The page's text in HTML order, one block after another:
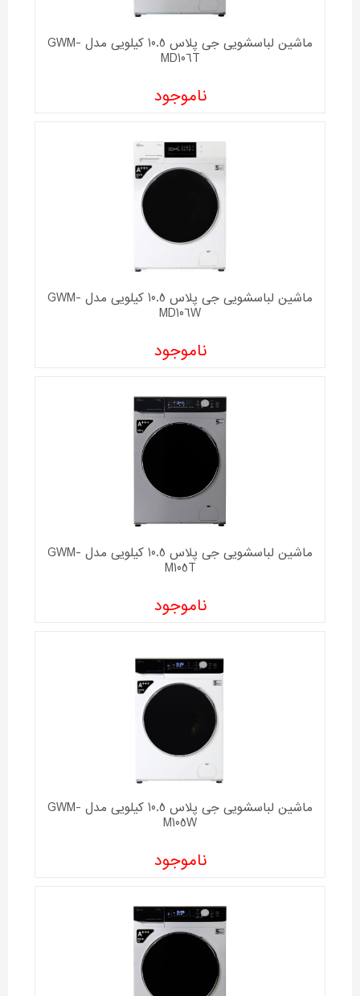
ماشین لباسشویی جی پلاس 10.5 کیلویی مدل GWM-
MD106T
ناموجود
ماشین لباسشویی جی پلاس 10.5 کیلویی مدل GWM-
MD106W
ناموجود
ماشین لباسشویی جی پلاس 10.5 کیلویی مدل GWM-
M105T
ناموجود
ماشین لباسشویی جی پلاس 10.5 کیلویی مدل GWM-
M105W
ناموجود